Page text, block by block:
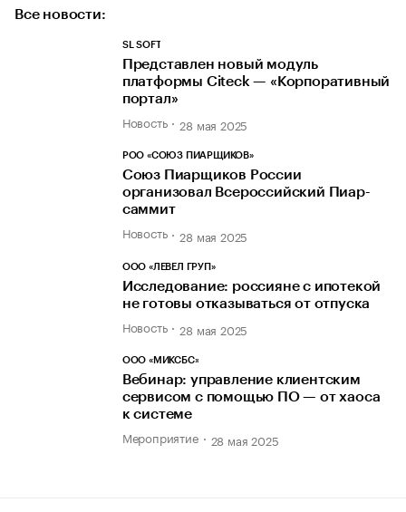
Все новости:
SL SOFT
Представлен новый модуль
платформы Citeck — «Корпоративный
портал»
Новость 28 мая 2025
РОО «СОЮЗ ПИАРЩИКОВ»
Союз Пиарщиков России
организовал Всероссийский Пиар-
саммит
Новость 28 мая 2025
ООО «ЛЕВЕЛ ГРУП»
Исследование: россияне с ипотекой
не готовы отказываться от отпуска
Новость 28 мая 2025
ООО «МИКСБС»
Вебинар: управление клиентским
сервисом с помощью ПО — от хаоса
к системе
Мероприятие 28 мая 2025